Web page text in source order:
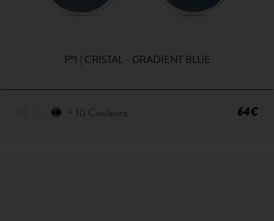
P°1 | CRISTAL - GRADIENT BLUE
+ 10 Couleurs 64€